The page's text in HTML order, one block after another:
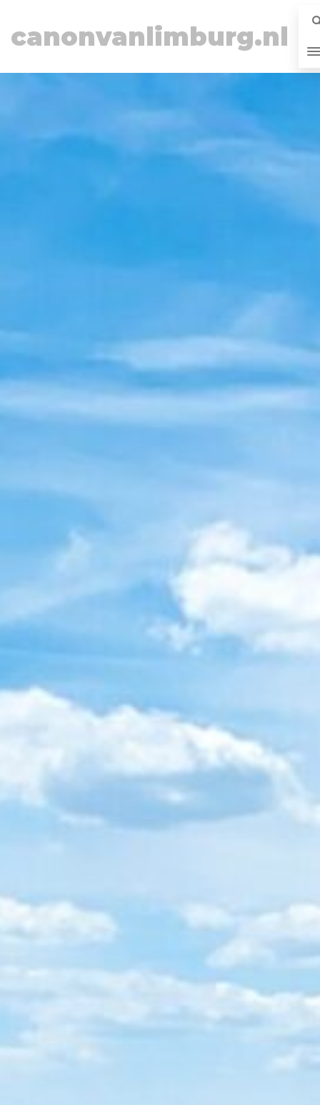
canonvanlimburg.nl